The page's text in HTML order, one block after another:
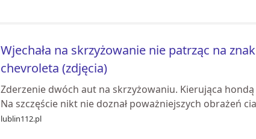
Wjechała na skrzyżowanie nie patrząc na
chevroleta (zdjęcia)
Zderzenie dwóch aut na skrzyżowaniu. Kierująca
Na szczęście nikt nie doznał poważniejszych obrażeń
lublin112.pl